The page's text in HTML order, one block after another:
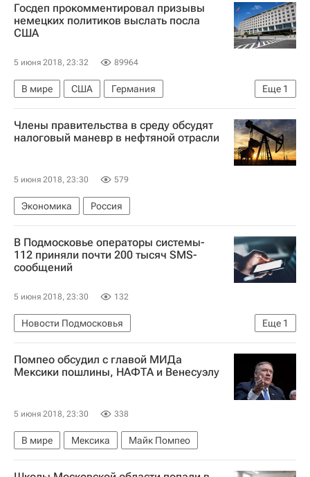
Госдеп прокомментировал призывы
немецких политиков выслать посла
США
5 июня 2018, 23:32 89964
Еще 1
В мире США
Германия
Государственный департамент США
Члены правительства в среду обсудят
налоговый маневр в нефтяной отрасли
5 июня 2018, 23:30 579
Экономика Россия
В Подмосковье операторы системы‐
112 приняли почти 200 тысяч SMS‐
сообщений
5 июня 2018, 23:30 132
Еще 1
Новости Подмосковья
Московская область (Подмосковье)
Помпео обсудил с главой МИДа
Мексики пошлины, НАФТА и Венесуэлу
5 июня 2018, 23:30 338
В мире Мексика Майк Помпео